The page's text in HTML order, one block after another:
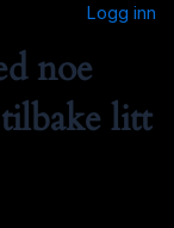
Logg inn
noe
litt